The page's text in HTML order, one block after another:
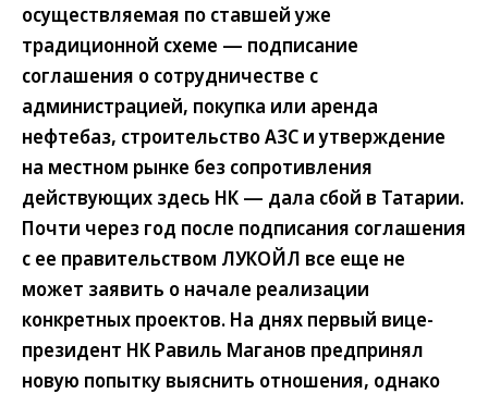
осуществляемая по ставшей уже
традиционной схеме — подписание
соглашения о сотрудничестве с
администрацией, покупка или аренда
нефтебаз, строительство АЗС и утверждение
на местном рынке без сопротивления
действующих здесь НК — дала сбой в Татарии.
Почти через год после подписания соглашения
с ее правительством ЛУКОЙЛ все еще не
может заявить о начале реализации
конкретных проектов. На днях первый вице-
президент НК Равиль Маганов предпринял
новую попытку выяснить отношения, однако